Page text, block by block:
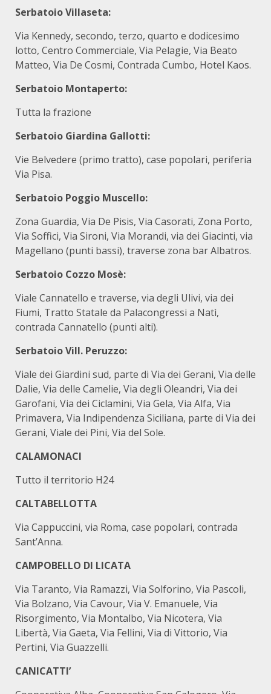
Serbatoio Villaseta:
Via Kennedy, secondo, terzo, quarto e dodicesimo
lotto, Centro Commerciale, Via Pelagie, Via Beato
Matteo, Via De Cosmi, Contrada Cumbo, Hotel Kaos.
Serbatoio Montaperto:
Tutta la frazione
Serbatoio Giardina Gallotti:
Vie Belvedere (primo tratto), case popolari, periferia
Via Pisa.
Serbatoio Poggio Muscello:
Zona Guardia, Via De Pisis, Via Casorati, Zona Porto,
Via Soffici, Via Sironi, Via Morandi, via dei Giacinti, via
Magellano (punti bassi), traverse zona bar Albatros.
Serbatoio Cozzo Mosè:
Viale Cannatello e traverse, via degli Ulivi, via dei
Fiumi, Tratto Statale da Palacongressi a Natì,
contrada Cannatello (punti alti).
Serbatoio Vill. Peruzzo:
Viale dei Giardini sud, parte di Via dei Gerani, Via delle
Dalie, Via delle Camelie, Via degli Oleandri, Via dei
Garofani, Via dei Ciclamini, Via Gela, Via Alfa, Via
Primavera, Via Indipendenza Siciliana, parte di Via dei
Gerani, Viale dei Pini, Via del Sole.
CALAMONACI
Tutto il territorio H24
CALTABELLOTTA
Via Cappuccini, via Roma, case popolari, contrada
Sant’Anna.
CAMPOBELLO DI LICATA
Via Taranto, Via Ramazzi, Via Solforino, Via Pascoli,
Via Bolzano, Via Cavour, Via V. Emanuele, Via
Risorgimento, Via Montalbo, Via Nicotera, Via
Libertà, Via Gaeta, Via Fellini, Via di Vittorio, Via
Pertini, Via Guazzelli.
CANICATTI’